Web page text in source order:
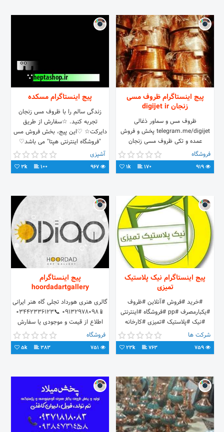
پیج اینستاگرام ظروف مسی
زنجان digijet ir
ظروف مس و سماور ذغالی
telegram.me/digijet پخش و فروش
عمده و تکی ظروف مسی زنجان
09104152307 ظروف مسی اصفهان
دیجی جت digijet.ir
zorofemesizanjan
فروشگاه
170
1k
پیج اینستاگرام مسکده
زندگی سالم را با ظروف مس زنجان
تجربه کنید. ☆سفارش از طریق
دایرکت☆ ♡این پیج، بخش فروش مس
"فروشگاه اینترنتی هپتا" می باشد♡
https://heptashop.ir
آشپزی
100
3k
پیج اینستاگرام نیک پلاستیک
تمیزی
#خرید #فروش #آنلاین #ظروف
#یکبارمصرف #pp #فروشگاه #اینترنتی
#نیک #پلاستیک #تمیزی #کارخانه
#تولیدکننده #پخش #محصولات #قیمت
#بازار #تهران
T.me/nikplastictamizico
شرکت ها
763
23k
پیج اینستاگرام
hoordadartgallery
گالری هنری هورداد تجلی گاه هنر ایرانی
📱09132978098 📞03442336123
اطلاع از قیمت و موجودی یا سفارش
آنلاین دایرکت #دستساز #ایرانی
#سرامیک #سفال #چوب #مس
فروشگاه
383
5k